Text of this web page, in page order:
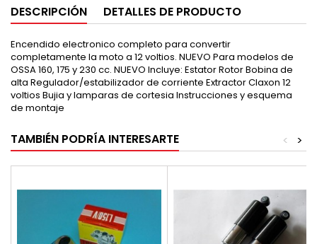
DESCRIPCIÓN DETALLES DE PRODUCTO
Encendido electronico completo para convertir
completamente la moto a 12 voltios. NUEVO Para modelos de
OSSA 160, 175 y 230 cc. NUEVO Incluye: Estator Rotor Bobina de
alta Regulador/estabilizador de corriente Extractor Claxon 12
voltios Bujia y lamparas de cortesia Instrucciones y esquema
de montaje
TAMBIÉN PODRÍA INTERESARTE >
<